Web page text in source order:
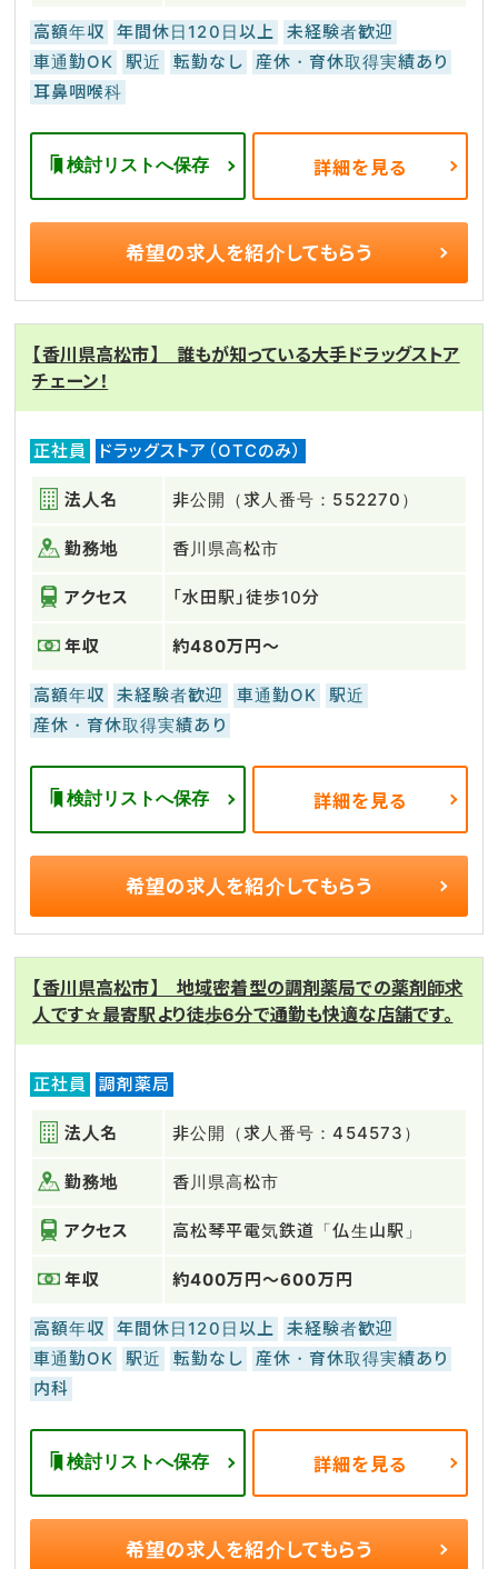
高額年収 年間休日120日以上
未経験者歓迎
車通勤OK
駅近 転勤なし
産休・育休取得実績あり
耳鼻咽喉科
検討リストへ保存 詳細を見る
希望の求人を紹介してもらう
【香川県高松市】 誰もが知っている大手ドラッグストア
チェーン！
正社員 ドラッグストア（OTCのみ）
法人名 非公開（求人番号：552270）
勤務地 香川県高松市
アクセス 「水田駅」徒歩10分
年収 約480万円～
高額年収 未経験者歓迎 車通勤OK
駅近
産休・育休取得実績あり
検討リストへ保存 詳細を見る
希望の求人を紹介してもらう
【香川県高松市】 地域密着型の調剤薬局での薬剤師求
人です☆最寄駅より徒歩6分で通勤も快適な店舗です。
正社員 調剤薬局
法人名 非公開（求人番号：454573）
勤務地 香川県高松市
アクセス 高松琴平電気鉄道「仏生山駅」
年収 約400万円～600万円
高額年収 年間休日120日以上
未経験者歓迎
車通勤OK
駅近 転勤なし
産休・育休取得実績あり
内科
検討リストへ保存 詳細を見る
希望の求人を紹介してもらう